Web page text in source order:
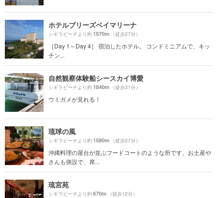
ホテルブリーズベイマリーナ
シギラビーチより約1570m （徒歩27分）
［Day 1～Day 4］ 宿泊したホテル。 コンドミニアムで、キッ
チン...
自然観察体験船シースカイ博愛
シギラビーチより約1840m （徒歩31分）
ウミガメが見れる！
琉球の風
シギラビーチより約1580m （徒歩27分）
沖縄料理の屋台が並ぶフードコートのような所です。お土産や
さんも併設で、席...
琉宮苑
シギラビーチより約670m （徒歩12分）